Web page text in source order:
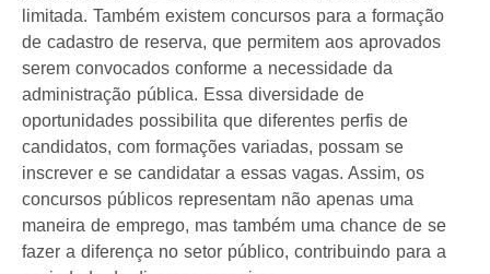
limitada. Também existem concursos para a formação
de cadastro de reserva, que permitem aos aprovados
serem convocados conforme a necessidade da
administração pública. Essa diversidade de
oportunidades possibilita que diferentes perfis de
candidatos, com formações variadas, possam se
inscrever e se candidatar a essas vagas. Assim, os
concursos públicos representam não apenas uma
maneira de emprego, mas também uma chance de se
fazer a diferença no setor público, contribuindo para a